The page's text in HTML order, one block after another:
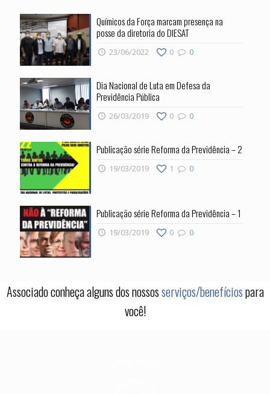
Químicos da Força marcam presença na
posse da diretoria do DIESAT
23/06/2022 0
0
Dia Nacional de Luta em Defesa da
Previdência Pública
26/03/2019 0
0
Publicação série Reforma da Previdência – 2
19/03/2019 0
1
Publicação série Reforma da Previdência – 1
19/03/2019 0
0
Associado conheça alguns dos nossosserviços/benefíciospara
você!